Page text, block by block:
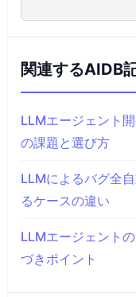
関連するAIDB
LLMエージェント
の課題と選び方
LLMによるバグ全
るケースの違い
LLMエージェント
づきポイント